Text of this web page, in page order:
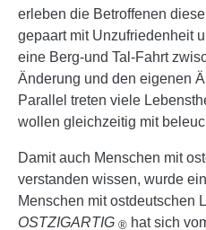
erleben die Betroffenen
gepaart mit Unzufriedenheit
eine Berg-und Tal-Fahrt
Änderung und den eigenen
Parallel treten viele
wollen gleichzeitig mit
Damit auch Menschen mit
verstanden wissen, wurde
Menschen mit ostdeutschen
OSTZIGARTIG ® hat sich